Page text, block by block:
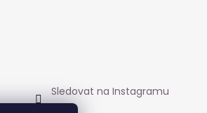
Sledovat na Instagramu